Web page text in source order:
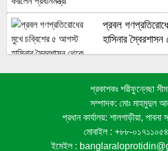
প্রবল
হাসিনার
জুলাই গণঅভ্যুত্থানে
আইনজীবীদের
প্রকাশকঃ শরীফুন্নেছা
সম্পাদক: মোঃ মাহমুদুল
প্রধান কার্যালয়: শালগাড়ীয়া, পাবনা
মোবাইল : +৮৮-
ইমেইল :